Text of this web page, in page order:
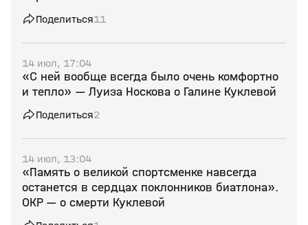
Поделиться11
14 июл, 17:04
«С ней вообще всегда было очень комфортно
и тепло» — Луиза Носкова о Галине Куклевой
Поделиться2
14 июл, 13:04
«Память о великой спортсменке навсегда
останется в сердцах поклонников биатлона».
ОКР — о смерти Куклевой